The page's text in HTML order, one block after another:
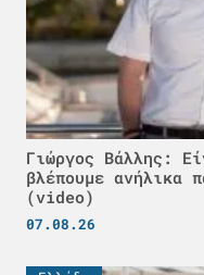
Γιώργος Βάλλης:
βλέπουμε
(video)
07.08.26